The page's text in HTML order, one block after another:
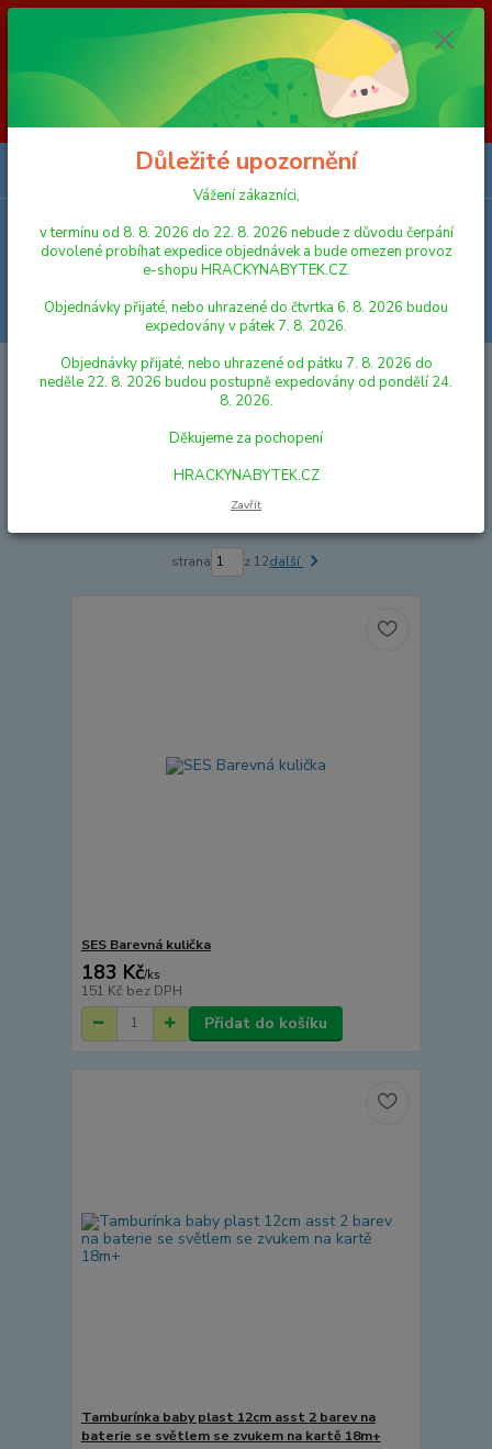
Vážení zákazníci, v termínu od 8. 8. 2026 do 23. 8. 2026 nebude z
důvodu čerpání dovolené probíhat expedice objednávek a bude omezen
provoz e-shopu HRACKYNABYTEK.CZ. Objednávky přijaté, nebo
uhrazené do čtvrtka 6. 8. 2026 budou expedovány v pátek 7. 8. 2026.
Objednávky přijaté, nebo uhrazené od pátku 7. 8. 2026 do neděle 23. 8.
2026 budou postupně expedovány od pondělí 24. 8. 2026. Děkujeme za
pochopení HRACKYNABYTEK.CZ
Menu
Hledat
PRO NEJMENŠÍ DIDAKTICKÉ HRAČKY
DIDAKTICKÉ HRAČKY
Nejlevnější Nejdražší
strana z 12další
SES Barevná kulička
183 Kč/ks
151 Kč bez DPH
Přidat do košíku
Tamburínka baby plast 12cm asst 2 barev na
baterie se světlem se zvukem na kartě 18m+
Důležité upozornění
Vážení zákazníci,
v termínu od 8. 8. 2026 do 22. 8. 2026 nebude z důvodu čerpání
dovolené probíhat expedice objednávek a bude omezen provoz
e-shopu HRACKYNABYTEK.CZ.
Objednávky přijaté, nebo uhrazené do čtvrtka 6. 8. 2026 budou
expedovány v pátek 7. 8. 2026.
Objednávky přijaté, nebo uhrazené od pátku 7. 8. 2026 do
neděle 22. 8. 2026 budou postupně expedovány od pondělí 24.
8. 2026.
Děkujeme za pochopení
HRACKYNABYTEK.CZ
Zavřít